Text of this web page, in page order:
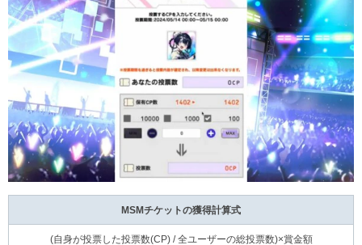
MSMチケットの獲得計算式
(自身が投票した投票数(CP) / 全ユーザーの総投票数)×賞金額